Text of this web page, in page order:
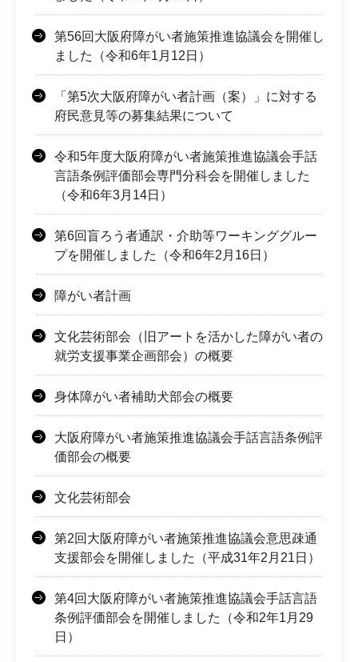
第56回大阪府障がい者施策推進協議会を開催し
ました（令和6年1月12日）
「第5次大阪府障がい者計画（案）」に対する
府民意見等の募集結果について
令和5年度大阪府障がい者施策推進協議会手話
言語条例評価部会専門分科会を開催しました
（令和6年3月14日）
第6回盲ろう者通訳・介助等ワーキンググルー
プを開催しました（令和6年2月16日）
障がい者計画
文化芸術部会（旧アートを活かした障がい者の
就労支援事業企画部会）の概要
身体障がい者補助犬部会の概要
大阪府障がい者施策推進協議会手話言語条例評
価部会の概要
文化芸術部会
第2回大阪府障がい者施策推進協議会意思疎通
支援部会を開催しました（平成31年2月21日）
第4回大阪府障がい者施策推進協議会手話言語
条例評価部会を開催しました（令和2年1月29
日）